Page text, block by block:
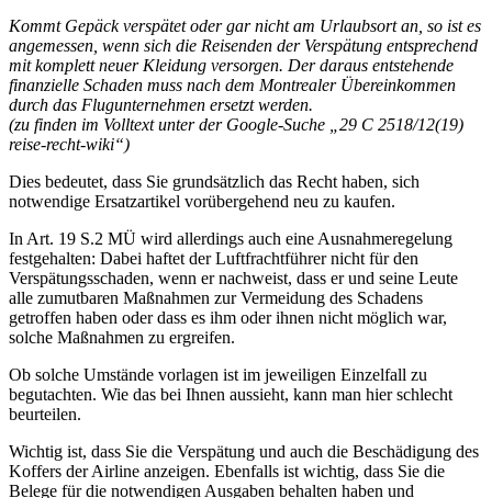
Kommt Gepäck verspätet oder gar nicht am Urlaubsort an, so ist es
angemessen, wenn sich die Reisenden der Verspätung entsprechend
mit komplett neuer Kleidung versorgen. Der daraus entstehende
finanzielle Schaden muss nach dem Montrealer Übereinkommen
durch das Flugunternehmen ersetzt werden.
(zu finden im Volltext unter der Google-Suche „29 C 2518/12(19)
reise-recht-wiki“)
Dies bedeutet, dass Sie grundsätzlich das Recht haben, sich
notwendige Ersatzartikel vorübergehend neu zu kaufen.
In Art. 19 S.2 MÜ wird allerdings auch eine Ausnahmeregelung
festgehalten: Dabei haftet der Luftfrachtführer nicht für den
Verspätungsschaden, wenn er nachweist, dass er und seine Leute
alle zumutbaren Maßnahmen zur Vermeidung des Schadens
getroffen haben oder dass es ihm oder ihnen nicht möglich war,
solche Maßnahmen zu ergreifen.
Ob solche Umstände vorlagen ist im jeweiligen Einzelfall zu
begutachten. Wie das bei Ihnen aussieht, kann man hier schlecht
beurteilen.
Wichtig ist, dass Sie die Verspätung und auch die Beschädigung des
Koffers der Airline anzeigen. Ebenfalls ist wichtig, dass Sie die
Belege für die notwendigen Ausgaben behalten haben und